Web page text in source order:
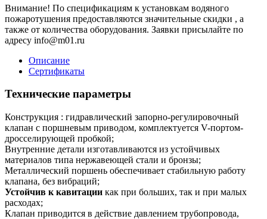
Внимание! По спецификациям к установкам водяного
пожаротушения предоставляются значительные скидки , а
также от количества оборудования. Заявки присылайте по
адресу info@m01.ru
Описание
Сертификаты
Технические параметры
Конструкция : гидравлический запорно-регулировочный
клапан с поршневым приводом, комплектуется V-портом-
дросселирующей пробкой;
Внутренние детали изготавливаются из устойчивых
материалов типа нержавеющей стали и бронзы;
Металлический поршень обеспечивает стабильную работу
клапана, без вибраций;
Устойчив к кавитации как при больших, так и при малых
расходах;
Клапан приводится в действие давлением трубопровода,